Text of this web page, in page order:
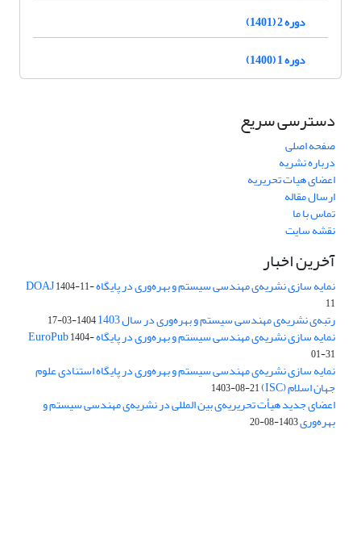
دوره 2 (1401)
دوره 1 (1400)
دسترسی سریع
صفحه اصلی
درباره نشریه
اعضای هیات تحریریه
ارسال مقاله
تماس با ما
نقشه سایت
آخرین اخبار
نمایه سازی نشریه‌ی مهندسی سیستم و بهره‌وری در پایگاه DOAJ1404-11-
11
رتبه‌ی نشریه‌ی مهندسی سیستم و بهره‌وری در سال 1403 1404-03-17
نمایه سازی نشریه‌ی مهندسی سیستم و بهره‌وری در پایگاه EuroPub1404-
01-31
نمایه سازی نشریه‌ی مهندسی سیستم و بهره‌وری در پایگاه استنادی علوم
جهان اسلام (ISC) 1403-08-21
اعضای جدید هیأت تحریریه‌ی بین المللی در نشریه‌ی مهندسی سیستم و
بهره‌وری1403-08-20